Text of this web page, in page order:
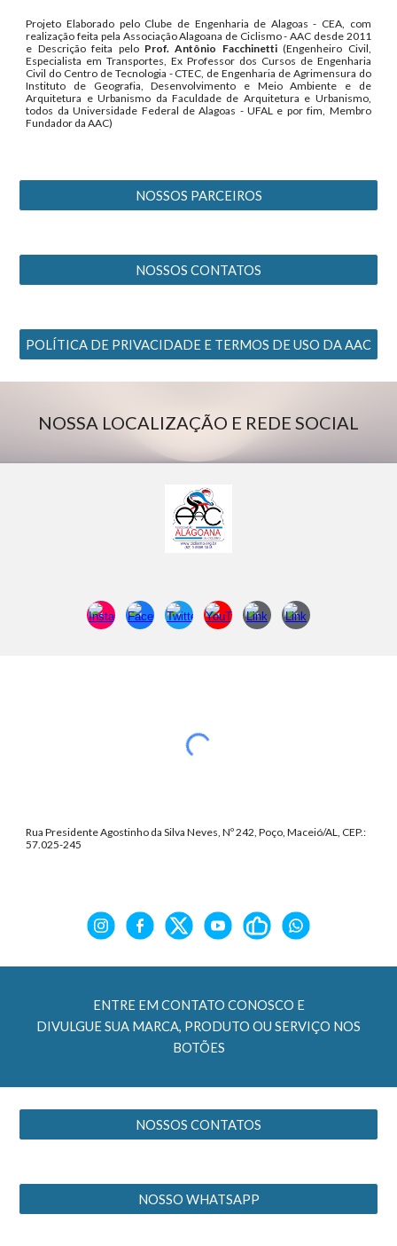
Projeto Elaborado pelo Clube de Engenharia de Alagoas - CEA, com
realização feita pela Associação Alagoana de Ciclismo - AAC desde 2011
e Descrição feita pelo Prof. Antônio Facchinetti(Engenheiro Civil,
Especialista em Transportes, Ex Professor dos Cursos de Engenharia
Civil do Centro de Tecnologia - CTEC, de Engenharia de Agrimensura do
Instituto de Geografia, Desenvolvimento e Meio Ambiente e de
Arquitetura e Urbanismo da Faculdade de Arquitetura e Urbanismo,
todos da Universidade Federal de Alagoas - UFAL e por fim, Membro
Fundador da AAC)
NOSSOS PARCEIROS
NOSSOS CONTATOS
POLÍTICA DE PRIVACIDADE E TERMOS DE USO DA AAC
NOSSA LOCALIZAÇÃO E REDE SOCIAL
Rua Presidente Agostinho da Silva Neves, Nº 242, Poço, Maceió/AL, CEP.:
57.025-245
ENTRE EM CONTATO CONOSCO E
DIVULGUE SUA MARCA, PRODUTO OU SERVIÇO NOS
BOTÕES
NOSSOS CONTATOS
NOSSO WHATSAPP